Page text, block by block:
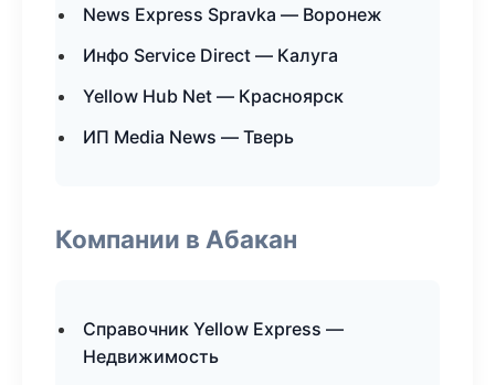
News Express Spravka — Воронеж
Инфо Service Direct — Калуга
Yellow Hub Net — Красноярск
ИП Media News — Тверь
Компании в Абакан
Справочник Yellow Express —
Недвижимость